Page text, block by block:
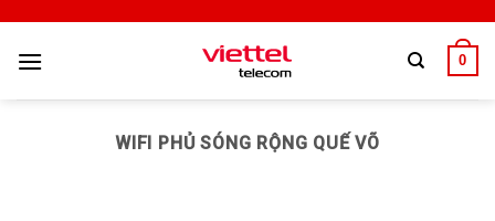
0
WIFI PHỦ SÓNG RỘNG QUẾ VÕ